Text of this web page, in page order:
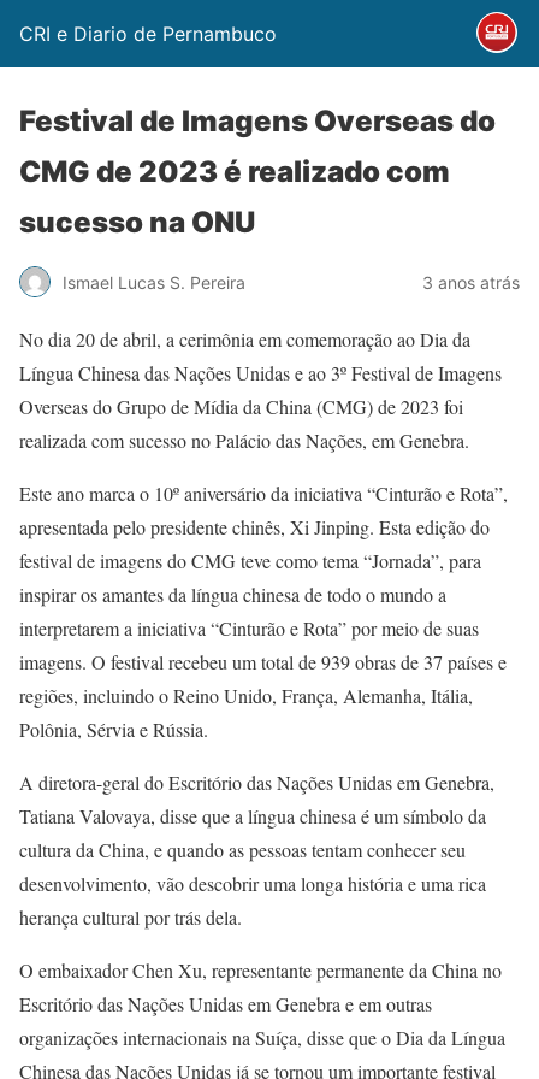
CRI e Diario de Pernambuco
Festival de Imagens Overseas do
CMG de 2023 é realizado com
sucesso na ONU
Ismael Lucas S. Pereira 3 anos atrás
No dia 20 de abril, a cerimônia em comemoração ao Dia da
Língua Chinesa das Nações Unidas e ao 3º Festival de Imagens
Overseas do Grupo de Mídia da China (CMG) de 2023 foi
realizada com sucesso no Palácio das Nações, em Genebra.
Este ano marca o 10º aniversário da iniciativa “Cinturão e Rota”,
apresentada pelo presidente chinês, Xi Jinping. Esta edição do
festival de imagens do CMG teve como tema “Jornada”, para
inspirar os amantes da língua chinesa de todo o mundo a
interpretarem a iniciativa “Cinturão e Rota” por meio de suas
imagens. O festival recebeu um total de 939 obras de 37 países e
regiões, incluindo o Reino Unido, França, Alemanha, Itália,
Polônia, Sérvia e Rússia.
A diretora-geral do Escritório das Nações Unidas em Genebra,
Tatiana Valovaya, disse que a língua chinesa é um símbolo da
cultura da China, e quando as pessoas tentam conhecer seu
desenvolvimento, vão descobrir uma longa história e uma rica
herança cultural por trás dela.
O embaixador Chen Xu, representante permanente da China no
Escritório das Nações Unidas em Genebra e em outras
organizações internacionais na Suíça, disse que o Dia da Língua
Chinesa das Nações Unidas já se tornou um importante festival